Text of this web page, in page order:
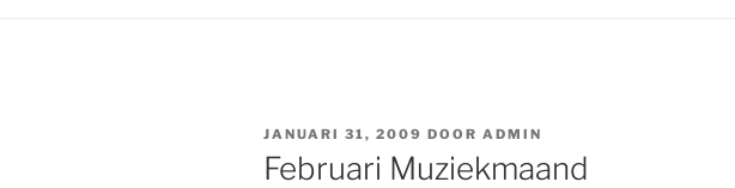
GEPLAATST
OP
JANUARI 31, 2009 DOOR ADMIN
Februari Muziekmaand